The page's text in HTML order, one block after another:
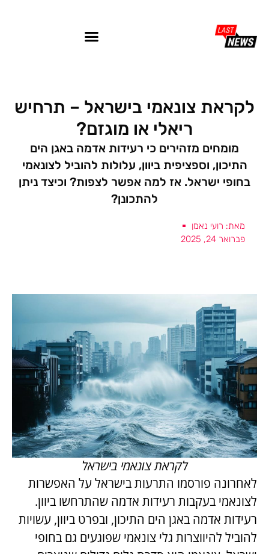
לקראת צונאמי בישראל – תרחיש
ריאלי או מוגזם?
מומחים מזהירים כי רעידות אדמה באגן הים
התיכון, וספציפית ביוון, עלולות להוביל לצונאמי
בחופי ישראל. אז למה אפשר לצפות? וכיצד ניתן
להתכונן?
מאת: רועי נאמן
פברואר 24, 2025
לקראת צונאמי בישראל
לאחרונה פורסמו התרעות בישראל על האפשרות
לצונאמי בעקבות רעידות אדמה שהתרחשו ביוון.
רעידות אדמה באגן הים התיכון, ובפרט ביוון, עשויות
להוביל להיווצרות גלי צונאמי שפוגעים גם בחופי